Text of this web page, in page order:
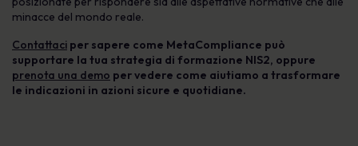
minacce del mondo reale.
Contattaci per sapere come MetaCompliance può
supportare la tua strategia di formazione NIS2, oppure
prenota una demo per vedere come aiutiamo a trasformare
le indicazioni in azioni sicure e quotidiane.